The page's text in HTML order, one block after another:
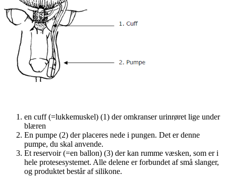
en cuff (=lukkemuskel) (1) der omkranser urinrøret lige under
blæren
En pumpe (2) der placeres nede i pungen. Det er denne
pumpe, du skal anvende.
Et reservoir (=en ballon) (3) der kan rumme væsken, som er i
hele protesesystemet. Alle delene er forbundet af små slanger,
og produktet består af silikone.